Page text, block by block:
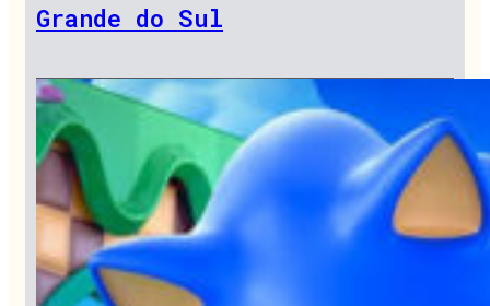
Grande do Sul